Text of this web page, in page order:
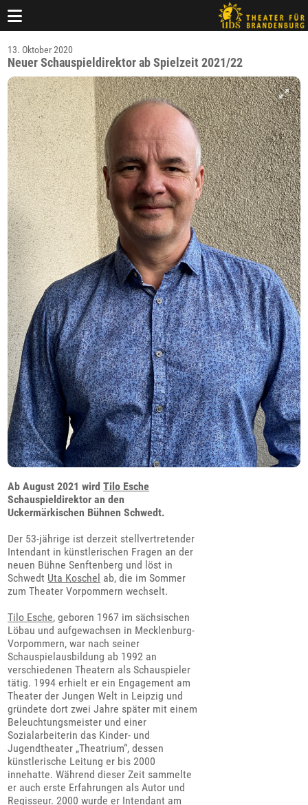
13. Oktober 2020
Neuer Schauspieldirektor ab Spielzeit 2021/22
Ab August 2021 wirdTilo Esche
Schauspieldirektor an den
Uckermärkischen Bühnen Schwedt.
Der 53-jährige ist derzeit stellvertretender
Intendant in künstlerischen Fragen an der
neuen Bühne Senftenberg und löst in
Schwedt Uta Koschel ab, die im Sommer
zum Theater Vorpommern wechselt.
Tilo Esche, geboren 1967 im sächsischen
Löbau und aufgewachsen in Mecklenburg-
Vorpommern, war nach seiner
Schauspielausbildung ab 1992 an
verschiedenen Theatern als Schauspieler
tätig. 1994 erhielt er ein Engagement am
Theater der Jungen Welt in Leipzig und
gründete dort zwei Jahre später mit einem
Beleuchtungsmeister und einer
Sozialarbeiterin das Kinder- und
Jugendtheater „Theatrium“, dessen
künstlerische Leitung er bis 2000
innehatte. Während dieser Zeit sammelte
er auch erste Erfahrungen als Autor und
Regisseur. 2000 wurde er Intendant am